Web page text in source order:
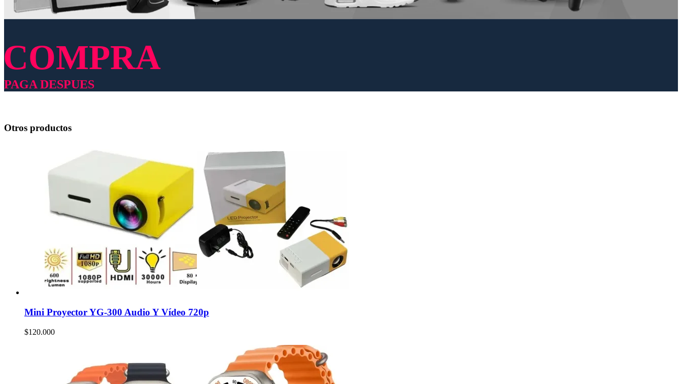
COMPRA
PAGA DESPUES
Otros productos
Mini Proyector YG-300 Audio Y Vídeo 720p
$120.000